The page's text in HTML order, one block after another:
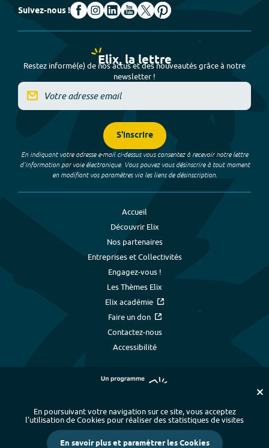
Suivez-nous !
Elix, la lettre
Restez informé(e) de nos actus et des nouveautés grâce à notre
newsletter !
S'inscrire
En indiquant votre adresse e-mail ci-dessus vous consentez à recevoir notre lettre
d’information par voie électronique. Vous pouvez vous désinscrire à tout moment
en modifiant vos paramètres via les liens de désinscription.
Accueil
Découvrir Elix
Nos partenaires
Entreprises et Collectivités
Engagez-vous !
Les Thèmes Elix
Elix académie
Faire un don
Contactez-nous
Accessibilité
Plan du site - Index alphabétique
-
Mentions légales et données personnelles
- Paramétrer les cookies
En poursuivant votre navigation sur ce site, vous acceptez
l’utilisation de Cookies pour réaliser des statistiques de visites
En savoir plus et paramétrer les Cookies